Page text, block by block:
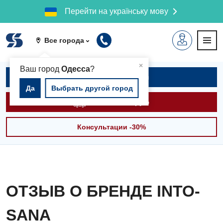
Перейти на українську мову
Все города
×
Ваш город Одесса?
Да Выбрать другой город
Записаться на приём
Вызвать скорую
Консультации -30%
ОТЗЫВ О БРЕНДЕ INTO-
SANA